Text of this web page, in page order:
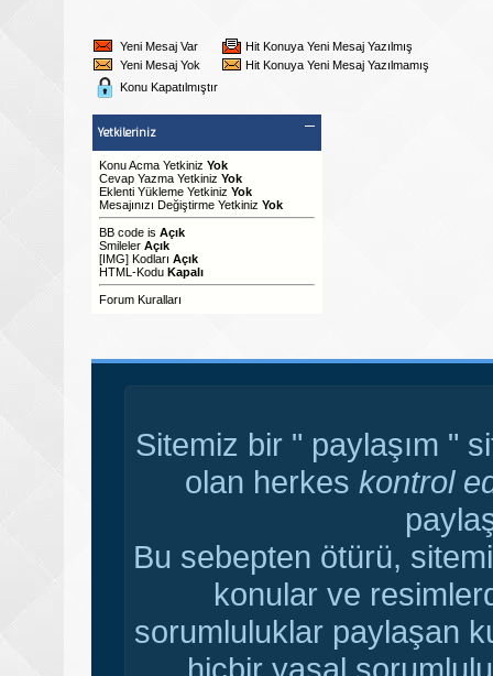
Yeni Mesaj Var
Hit Konuya Yeni Mesaj Yazılmış
Yeni Mesaj Yok
Hit Konuya Yeni Mesaj Yazılmamış
Konu Kapatılmıştır
Yetkileriniz
Konu Acma Yetkiniz Yok
Cevap Yazma Yetkiniz Yok
Eklenti Yükleme Yetkiniz Yok
Mesajınızı Değiştirme Yetkiniz Yok
BB code is Açık
Smileler Açık
[IMG] Kodları Açık
HTML-Kodu Kapalı
Forum Kuralları
Sitemiz bir " paylaşım "
olan herkes kontrol
Bu sebepten ötürü,
konular ve
sorumluluklar paylaşan
hiçbir yasal